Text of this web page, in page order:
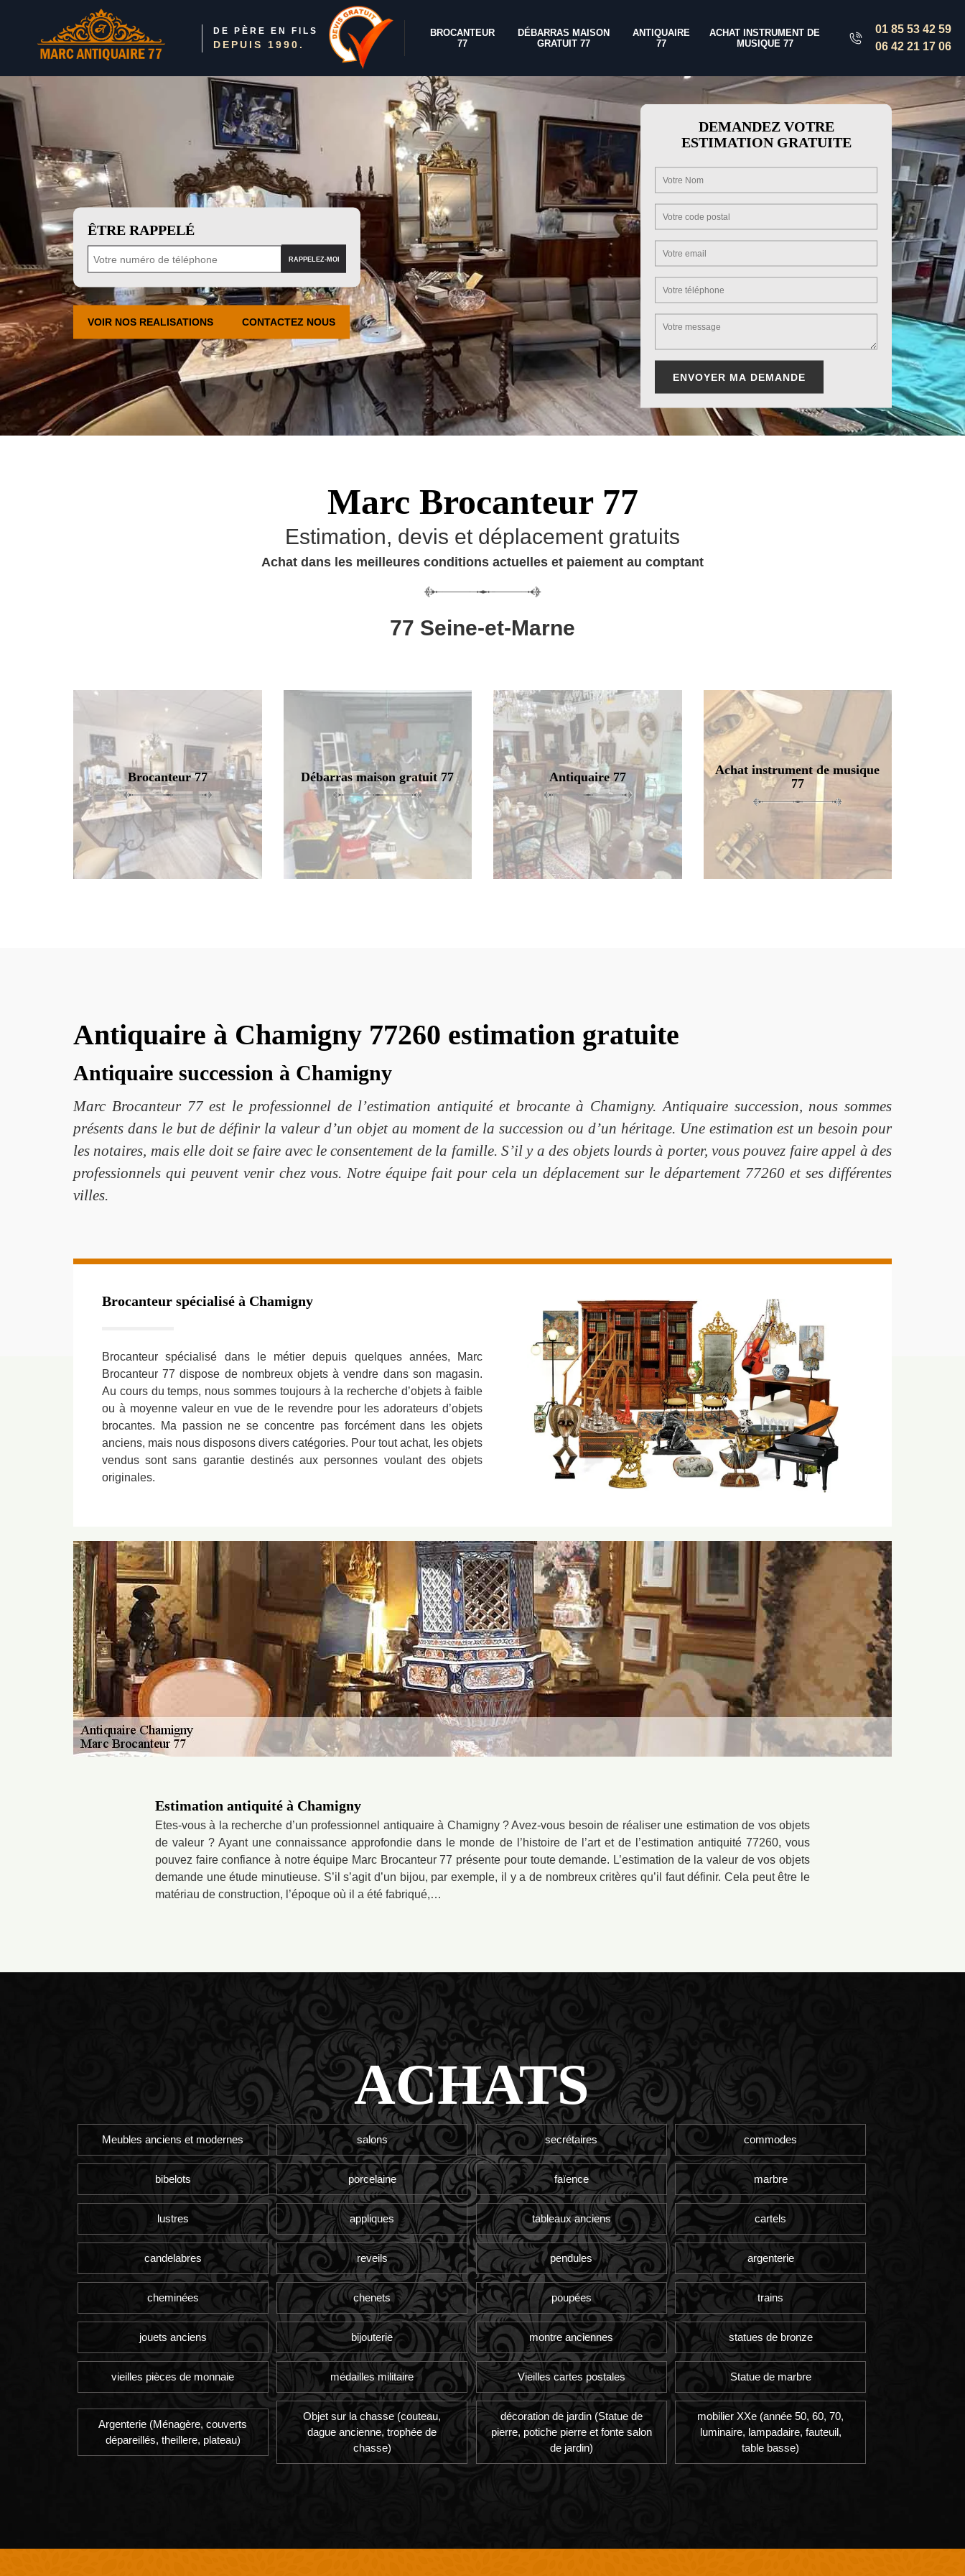
DE PÈRE EN FILS
DEPUIS 1990.
BROCANTEUR
77
DÉBARRAS MAISON
GRATUIT 77
ANTIQUAIRE
77
ACHAT INSTRUMENT DE
MUSIQUE 77
01 85 53 42 59
06 42 21 17 06
ÊTRE RAPPELÉ
VOIR NOS REALISATIONS CONTACTEZ NOUS
DEMANDEZ VOTRE
ESTIMATION GRATUITE
Marc Brocanteur 77
Estimation, devis et déplacement gratuits
Achat dans les meilleures conditions actuelles et paiement au comptant
77 Seine-et-Marne
Brocanteur 77 Débarras maison gratuit 77 Antiquaire 77
Achat instrument de musique
77
Antiquaire à Chamigny 77260 estimation gratuite
Antiquaire succession à Chamigny
Marc Brocanteur 77 est le professionnel de l’estimation antiquité et brocante à Chamigny. Antiquaire succession, nous sommes
présents dans le but de définir la valeur d’un objet au moment de la succession ou d’un héritage. Une estimation est un besoin pour
les notaires, mais elle doit se faire avec le consentement de la famille. S’il y a des objets lourds à porter, vous pouvez faire appel à des
professionnels qui peuvent venir chez vous. Notre équipe fait pour cela un déplacement sur le département 77260 et ses différentes
villes.
Brocanteur spécialisé à Chamigny
Brocanteur spécialisé dans le métier depuis quelques années, Marc
Brocanteur 77 dispose de nombreux objets à vendre dans son magasin.
Au cours du temps, nous sommes toujours à la recherche d’objets à faible
ou à moyenne valeur en vue de le revendre pour les adorateurs d’objets
brocantes. Ma passion ne se concentre pas forcément dans les objets
anciens, mais nous disposons divers catégories. Pour tout achat, les objets
vendus sont sans garantie destinés aux personnes voulant des objets
originales.
Estimation antiquité à Chamigny
Etes-vous à la recherche d’un professionnel antiquaire à Chamigny ? Avez-vous besoin de réaliser une estimation de vos objets
de valeur ? Ayant une connaissance approfondie dans le monde de l’histoire de l’art et de l’estimation antiquité 77260, vous
pouvez faire confiance à notre équipe Marc Brocanteur 77 présente pour toute demande. L’estimation de la valeur de vos objets
demande une étude minutieuse. S’il s’agit d’un bijou, par exemple, il y a de nombreux critères qu’il faut définir. Cela peut être le
matériau de construction, l’époque où il a été fabriqué,…
ACHATS
Meubles anciens et modernes salons secrétaires commodes
bibelots porcelaine faïence marbre
lustres appliques tableaux anciens cartels
candelabres reveils pendules argenterie
cheminées chenets poupées trains
jouets anciens bijouterie montre anciennes statues de bronze
vieilles pièces de monnaie médailles militaire Vieilles cartes postales Statue de marbre
Argenterie (Ménagère, couverts
dépareillés, theillere, plateau)
Objet sur la chasse (couteau,
dague ancienne, trophée de
chasse)
décoration de jardin (Statue de
pierre, potiche pierre et fonte salon
de jardin)
mobilier XXe (année 50, 60, 70,
luminaire, lampadaire, fauteuil,
table basse)